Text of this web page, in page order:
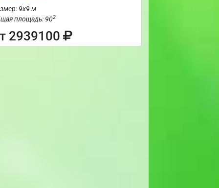
9х9 м
площадь: 902
2939100